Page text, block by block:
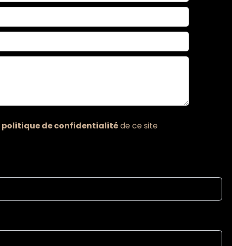
politique de confidentialitéde ce site